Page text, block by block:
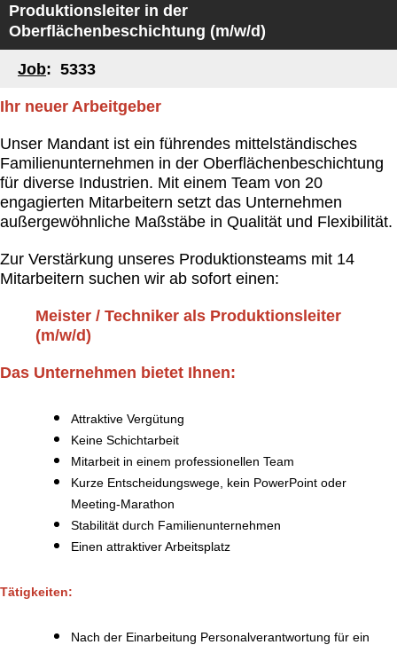
Produktionsleiter in der
Oberflächenbeschichtung (m/w/d)
Job: 5333
Ihr neuer Arbeitgeber
Unser Mandant ist ein führendes mittelständisches
Familienunternehmen in der Oberflächenbeschichtung
für diverse Industrien. Mit einem Team von 20
engagierten Mitarbeitern setzt das Unternehmen
außergewöhnliche Maßstäbe in Qualität und Flexibilität.
Zur Verstärkung unseres Produktionsteams mit 14
Mitarbeitern suchen wir ab sofort einen:
Meister / Techniker als Produktionsleiter
(m/w/d)
Das Unternehmen bietet Ihnen:
Attraktive Vergütung
Keine Schichtarbeit
Mitarbeit in einem professionellen Team
Kurze Entscheidungswege, kein PowerPoint oder
Meeting-Marathon
Stabilität durch Familienunternehmen
Einen attraktiver Arbeitsplatz
Tätigkeiten:
Nach der Einarbeitung Personalverantwortung für ein